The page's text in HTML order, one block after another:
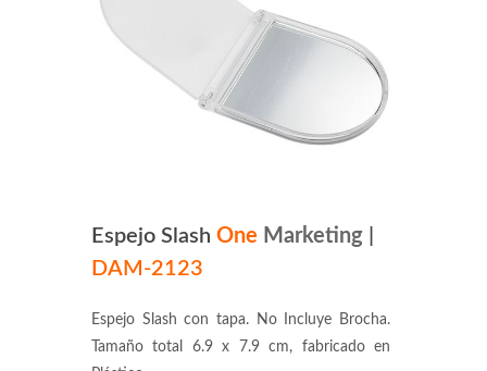
Espejo Slash One Marketing
DAM-2123
Espejo Slash con tapa. No Incluye Brocha.
Tamaño total 6.9 x 7.9 cm, fabricado en